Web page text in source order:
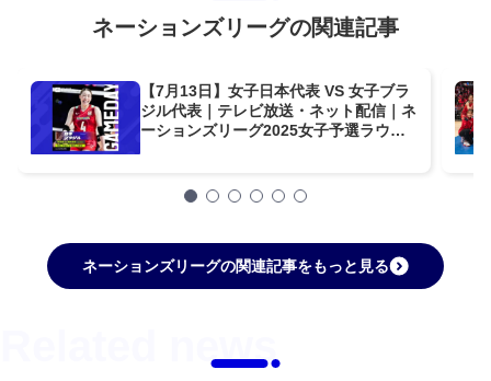
ネーションズリーグの関連記事
【7月13日】女子日本代表 VS 女子ブラ
ジル代表｜テレビ放送・ネット配信｜ネ
ーションズリーグ2025女子予選ラウン
ネーションズリーグの関連記事をもっと見る